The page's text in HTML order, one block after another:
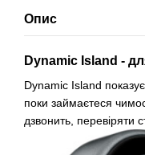
Опис
Dynamic Island -
Dynamic Island
поки займаєтеся
дзвонить, перевіряти